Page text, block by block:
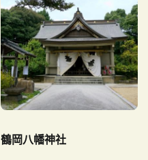
鶴岡八幡神社